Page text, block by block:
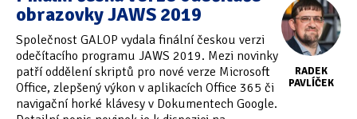
RADEK
PAVLÍČEK
obrazovky JAWS 2019
Společnost GALOP vydala finální českou verzi
odečítacího programu JAWS 2019. Mezi novinky
patří oddělení skriptů pro nové verze Microsoft
Office, zlepšený výkon v aplikacích Office 365 či
navigační horké klávesy v Dokumentech Google.